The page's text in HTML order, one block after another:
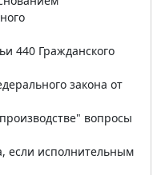
440 Гражданского
закона от
вопросы
если исполнительным